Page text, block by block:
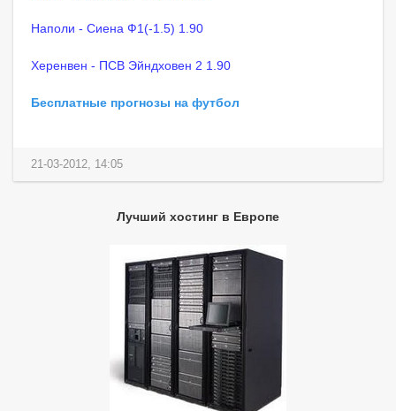
Наполи - Сиена Ф1(-1.5) 1.90
Херенвен - ПСВ Эйндховен 2 1.90
Бесплатные прогнозы на футбол
21-03-2012, 14:05
Лучший хостинг в Европе